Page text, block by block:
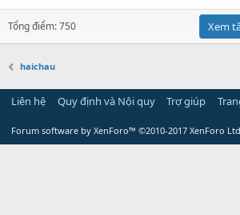
Tổng điểm: 750 Xem
haichau
Liên hệ Quy định và Nội quy Trợ giúp
Forum software by XenForo™ ©2010-2017 XenForo Ltd.